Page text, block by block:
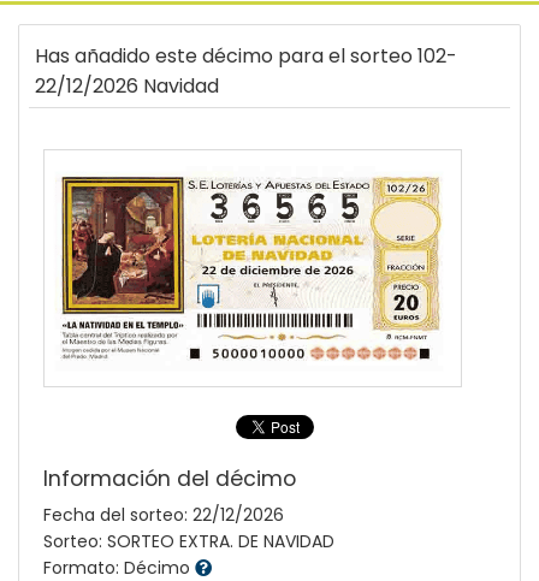
Has añadido este décimo para el sorteo 102-
22/12/2026 Navidad
Información del décimo
Fecha del sorteo: 22/12/2026
Sorteo: SORTEO EXTRA. DE NAVIDAD
Formato: Décimo